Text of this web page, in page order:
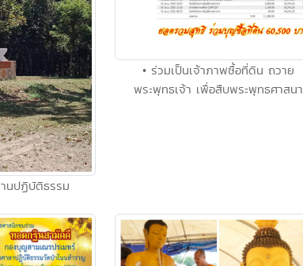
นปฏิบัติธรรม
• ร่วมเป็นเจ้าภาพซื้อที่ดิน ถวาย
พระพุทธเจ้า เพื่อสืบพระพุทธศาสนา